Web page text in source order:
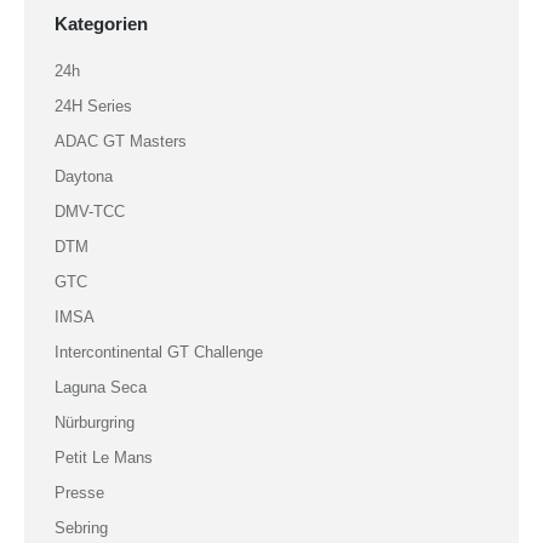
Kategorien
24h
24H Series
ADAC GT Masters
Daytona
DMV-TCC
DTM
GTC
IMSA
Intercontinental GT Challenge
Laguna Seca
Nürburgring
Petit Le Mans
Presse
Sebring